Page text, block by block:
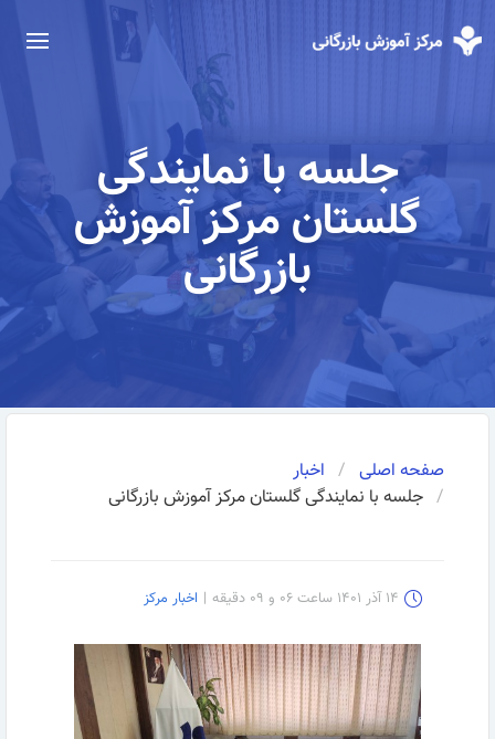
جلسه با نمایندگی
گلستان مرکز آموزش
بازرگانی
صفحه اصلی
اخبار
جلسه با نمایندگی گلستان مرکز آموزش بازرگانی
۱۴ آذر ۱۴۰۱ ساعت ۰۶ و ۰۹ دقیقه | اخبار مرکز